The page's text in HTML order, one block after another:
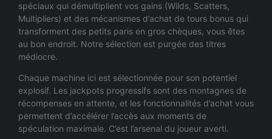
spéciaux qui démultiplient vos gains (Wilds, Scatters,
Multipliers) et des mécanismes d’achat de tours bonus qui
transforment des petits paris en gros chèques, vous êtes
au bon endroit. Notre sélection est purgée des titres
médiocre.
Chaque machine ici est sélectionnée pour son potentiel
explosif. Les jackpots progressifs sont des montagnes de
récompenses en attente, et les fonctionnalités d’achat vous
permettent d’accélérer l’accès aux moments de
spéculation maximale. C’est l’arsenal du joueur averti.